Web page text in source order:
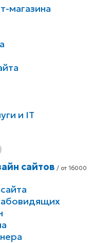
магазина
и IT
сайтов / от 16000